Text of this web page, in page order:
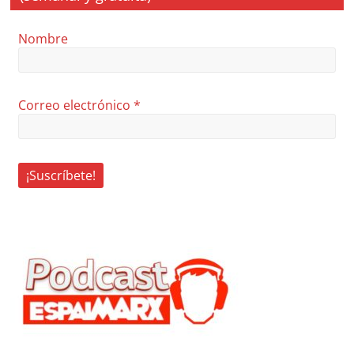
Nombre
Correo electrónico*